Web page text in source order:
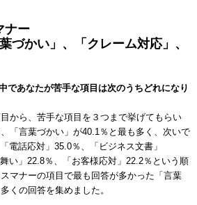
ナー
づかい」、「クレーム対応」、
であなたが苦手な項目は次のうちどれになり
から、苦手な項目を３つまで挙げてもらい
「言葉づかい」が40.1％と最も多く、次いで
電話応対」 35.0％、「ビジネス文書」
い」 22.8％、「お客様応対」 22.2％という順
マナーの項目で最も回答が多かった「言葉
くの回答を集めました。